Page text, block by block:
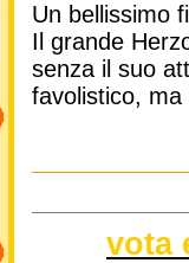
Un bellissimo
Il grande
senza il suo
favolistico,
vota